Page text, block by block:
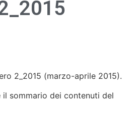
2_2015 (marzo-aprile 2015).
il sommario dei contenuti del